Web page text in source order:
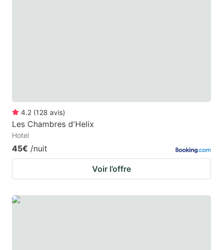
4.2 (128 avis)
Les Chambres d'Helix
Hotel
45€ /nuit
Voir l’offre